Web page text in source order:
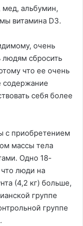
мед, альбумин,
витамина D3.
очень
людям сбросить
что ее очень
содержание
себя более
с приобретением
массы тела
Одно 18-
люди на
(4,2 кг) больше,
группе
группе